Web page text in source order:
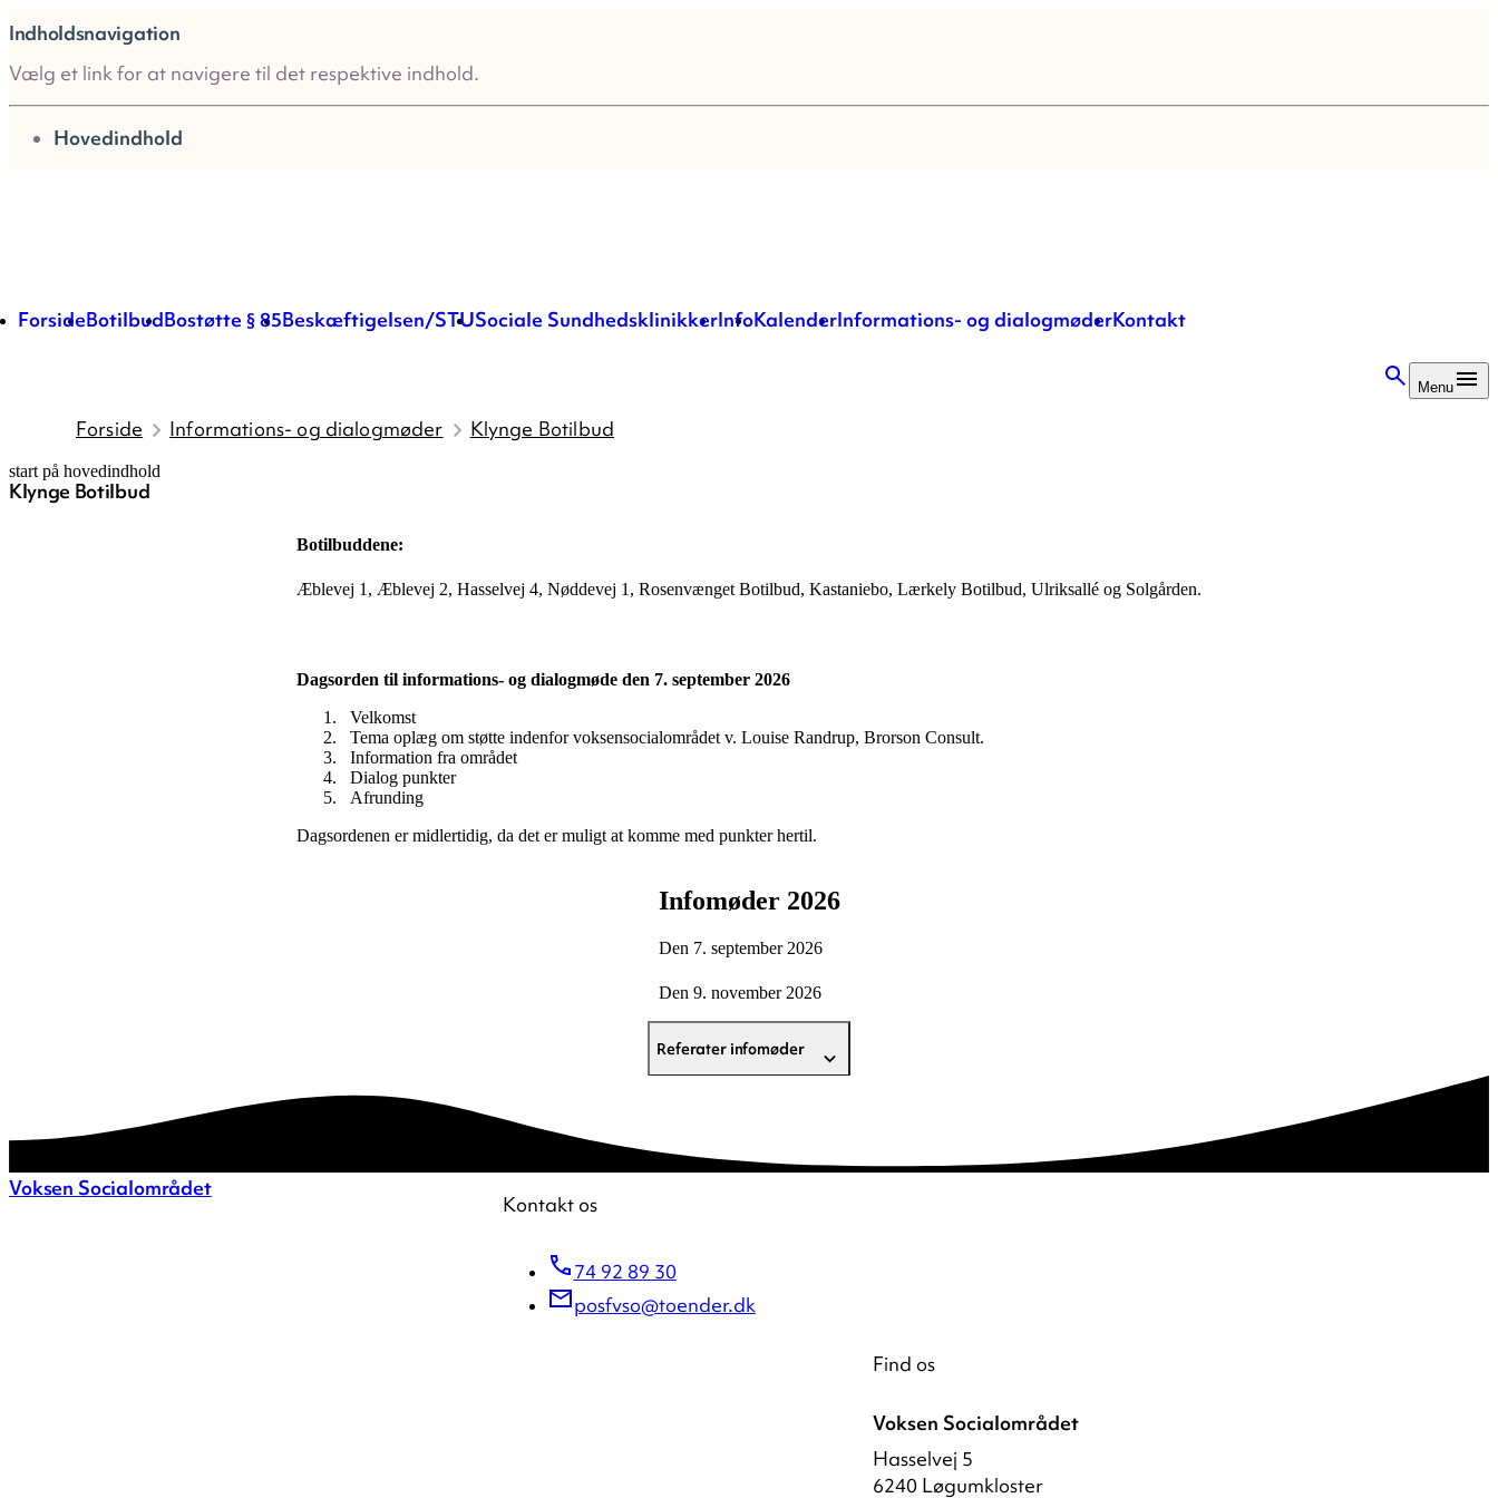
Indholdsnavigation
Vælg et link for at navigere til det respektive indhold.
gå til
Hovedindhold
ForsideBotilbudBostøtte § 85Beskæftigelsen/STUSociale SundhedsklinikkerInfoKalenderInformations- og dialogmøderKontakt
Menu
Forside Informations- og dialogmøder Klynge Botilbud
start på hovedindhold
Klynge Botilbud
senest opdateret 7. juli 2026
Botilbuddene:
Æblevej 1, Æblevej 2, Hasselvej 4, Nøddevej 1, Rosenvænget Botilbud, Kastaniebo, Lærkely Botilbud, Ulriksallé og Solgården.
Dagsorden til informations- og dialogmøde den 7. september 2026
Velkomst
Tema oplæg om støtte indenfor voksensocialområdet v. Louise Randrup, Brorson Consult.
Information fra området
Dialog punkter
Afrunding
Dagsordenen er midlertidig, da det er muligt at komme med punkter hertil.
Infomøder 2026
Den 7. september 2026
Den 9. november 2026
Referater infomøder
Voksen Socialområdet
Kontakt os
74 92 89 30
posfvso@toender.dk
Find os
Voksen Socialområdet
Hasselvej 5
6240 Løgumkloster